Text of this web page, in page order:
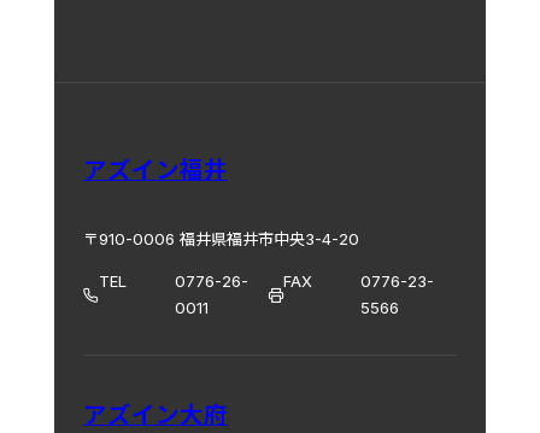
アズイン福井
〒910-0006 福井県福井市中央3-4-20
TEL
0776-26-
0011
FAX
0776-23-
5566
アズイン大府